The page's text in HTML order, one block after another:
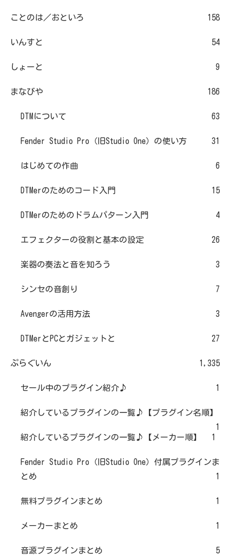
ことのは／おといろ 158
いんすと 54
しょーと 9
まなびや 186
DTMについて 63
Fender Studio Pro（旧Studio One）の使い方 31
はじめての作曲 6
DTMerのためのコード入門 15
DTMerのためのドラムパターン入門 4
エフェクターの役割と基本の設定 26
楽器の奏法と音を知ろう 3
シンセの音創り 7
Avengerの活用方法 3
DTMerとPCとガジェットと 27
ぷらぐいん 1,335
セール中のプラグイン紹介♪ 1
紹介しているプラグインの一覧♪【プラグイン名順】
1
紹介しているプラグインの一覧♪【メーカー順】
1
Fender Studio Pro（旧Studio One）付属プラグインま
とめ
1
無料プラグインまとめ 1
メーカーまとめ 1
音源プラグインまとめ 5